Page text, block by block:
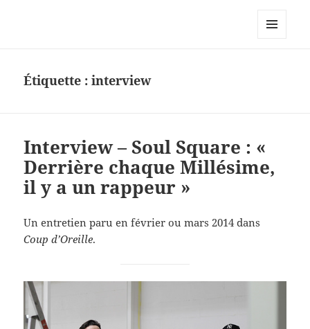
Le site personnel d'Antoine Oury
Étiquette :interview
Interview – Soul Square : «
Derrière chaque Millésime,
il y a un rappeur »
Un entretien paru en février ou mars 2014 dans
Coup d’Oreille.